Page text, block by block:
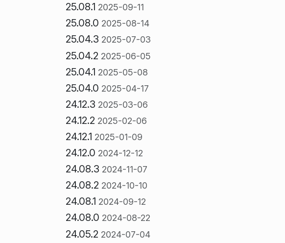
25.08.1 2025-09-11
25.08.0 2025-08-14
25.04.3 2025-07-03
25.04.2 2025-06-05
25.04.1 2025-05-08
25.04.0 2025-04-17
24.12.3 2025-03-06
24.12.2 2025-02-06
24.12.1 2025-01-09
24.12.0 2024-12-12
24.08.3 2024-11-07
24.08.2 2024-10-10
24.08.1 2024-09-12
24.08.0 2024-08-22
24.05.2 2024-07-04